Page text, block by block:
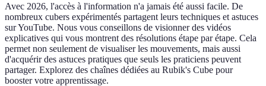
Avec 2026, l'accès à l'information n'a jamais été aussi facile. De
nombreux cubers expérimentés partagent leurs techniques et astuces
sur YouTube. Nous vous conseillons de visionner des vidéos
explicatives qui vous montrent des résolutions étape par étape. Cela
permet non seulement de visualiser les mouvements, mais aussi
d'acquérir des astuces pratiques que seuls les praticiens peuvent
partager. Explorez des chaînes dédiées au Rubik's Cube pour
booster votre apprentissage.